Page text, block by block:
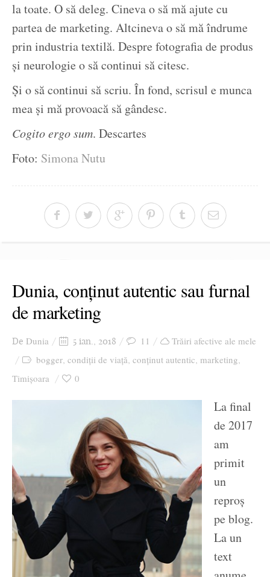
la toate. O să deleg. Cineva o să mă ajute cu
partea de marketing. Altcineva o să mă îndrume
prin industria textilă. Despre fotografia de produs
și neurologie o să continui să citesc.
Și o să continui să scriu. În fond, scrisul e munca
mea și mă provoacă să gândesc.
Cogito ergo sum. Descartes
Foto: Simona Nutu
Dunia, conținut autentic sau furnal
de marketing
De Dunia 5 ian., 2018 11
Trăiri afective ale mele
bogger, condiții de viață, conținut autentic, marketing,
Timișoara 0
La final
de 2017
am
primit
un
reproș
pe blog.
La un
text